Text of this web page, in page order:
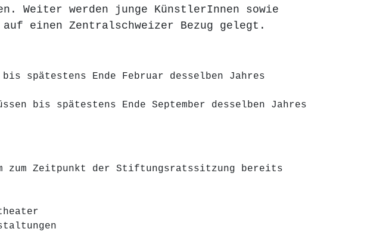
Weiter werden junge KünstlerInnen sowie
einen Zentralschweizer Bezug gelegt.
bis spätestens Ende Februar desselben Jahres
bis spätestens Ende September desselben Jahres
zum Zeitpunkt der Stiftungsratssitzung bereits